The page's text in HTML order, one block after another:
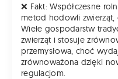
❌ Fakt: Współczesne
metod hodowli
Wiele gospodarstw
zwierząt i stosuje
przemysłowa, choć
zrównoważona dzięki
regulacjom.